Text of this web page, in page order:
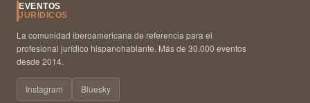
EVENTOS
JURÍDICOS
La comunidad iberoamericana de referencia para el
profesional jurídico hispanohablante. Más de 30.000 eventos
desde 2014.
Instagram Bluesky